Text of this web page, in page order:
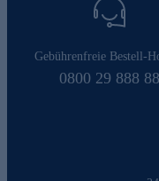
Gebührenfreie Bestell-
0800 29 888 88